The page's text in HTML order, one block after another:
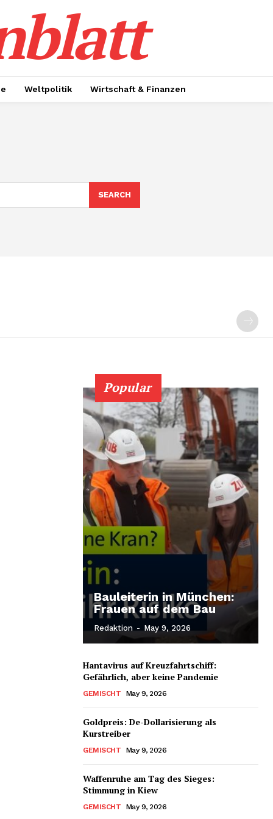
Weltpolitik Wirtschaft & Finanzen
SEARCH
Popular
Bauleiterin in München:
Frauen auf dem Bau
Redaktion - May 9, 2026
Hantavirus auf Kreuzfahrtschiff:
Gefährlich, aber keine Pandemie
GEMISCHT May 9, 2026
Goldpreis: De-Dollarisierung als
Kurstreiber
GEMISCHT May 9, 2026
Waffenruhe am Tag des Sieges:
Stimmung in Kiew
GEMISCHT May 9, 2026